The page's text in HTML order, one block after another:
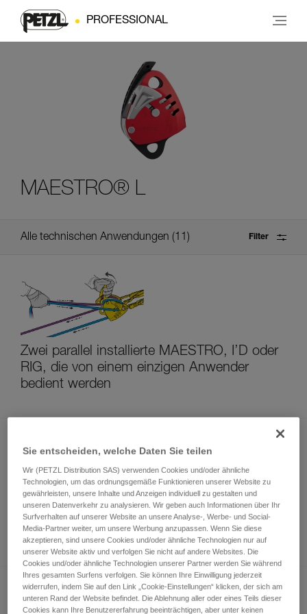
PROFESSIONAL
MAESTRO® L
Alle technischen Anwendungen 11 Filter
Zwei parallel installierte MAESTRO, I’D oder
RIG, die von einem einzigen Anwender
bedient werden
Spannen einer Hilfsseilbahn mit MAESTRO,
I’D, RIG
Sie entscheiden, welche Daten Sie teilen
Wir (PETZL Distribution SAS) verwenden Cookies und/oder ähnliche
Technologien, um das ordnungsgemäße Funktionieren unserer Website zu
gewährleisten, unsere Inhalte und Anzeigen individuell zu gestalten und
unseren Datenverkehr zu analysieren. Wir geben auch Informationen über Ihr
Surfverhalten auf unserer Website an unsere Analyse-, Werbe- und Social-
Media-Partner weiter, um unsere Werbung anzupassen. Wenn Sie diese
akzeptieren, sind unsere Cookies und/oder ähnliche Technologien nur auf
unserer Website aktiv und verfolgen Sie nicht auf andere Websites. Die
Cookies und/oder ähnliche Technologien unserer Partner werden Sie während
Ihres gesamten Surfens verfolgen. Sie können Ihre Einwilligung jederzeit
widerrufen, indem Sie auf den Link „Cookie-Einstellungen“ klicken, der sich am
unteren Rand der Website befindet. Die Ablehnung aller oder eines Teils dieser
Cookies kann Ihre Benutzererfahrung beeinträchtigen, aber unter keinen